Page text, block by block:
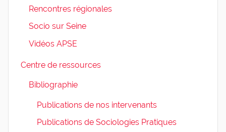
Rencontres régionales
Socio sur Seine
Vidéos APSE
Centre de ressources
Bibliographie
Publications de nos intervenants
Publications de Sociologies Pratiques